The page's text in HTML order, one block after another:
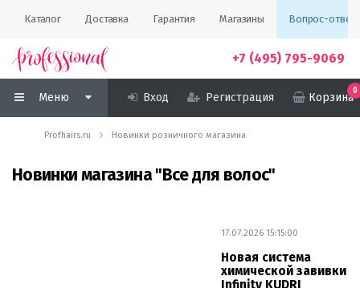
Каталог Доставка Гарантия Магазины Вопрос-ответ
+7 (495) 795-9069
Меню Вход Регистрация Корзина
0
Profhairs.ru Новинки розничного магазина
Новинки магазина "Все для волос"
17.07.2026 15:15:00
Новая система
химической завивки
Infinity KUDRI